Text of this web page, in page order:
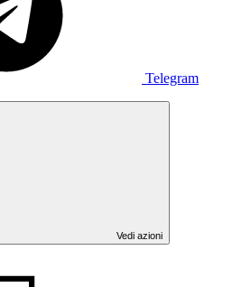
Telegram
Vedi azioni